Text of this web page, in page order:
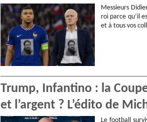
Messieurs
roi parce qu’il
et à tous vos
Trump, Infantino : la
et l’argent ? L’édito de
Le football